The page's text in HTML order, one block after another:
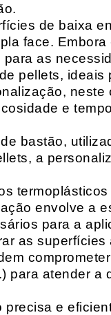
de baixa
face.
as
pellets, ideais
e
bastão,
a
envolve a
para a
as
para atender a
e